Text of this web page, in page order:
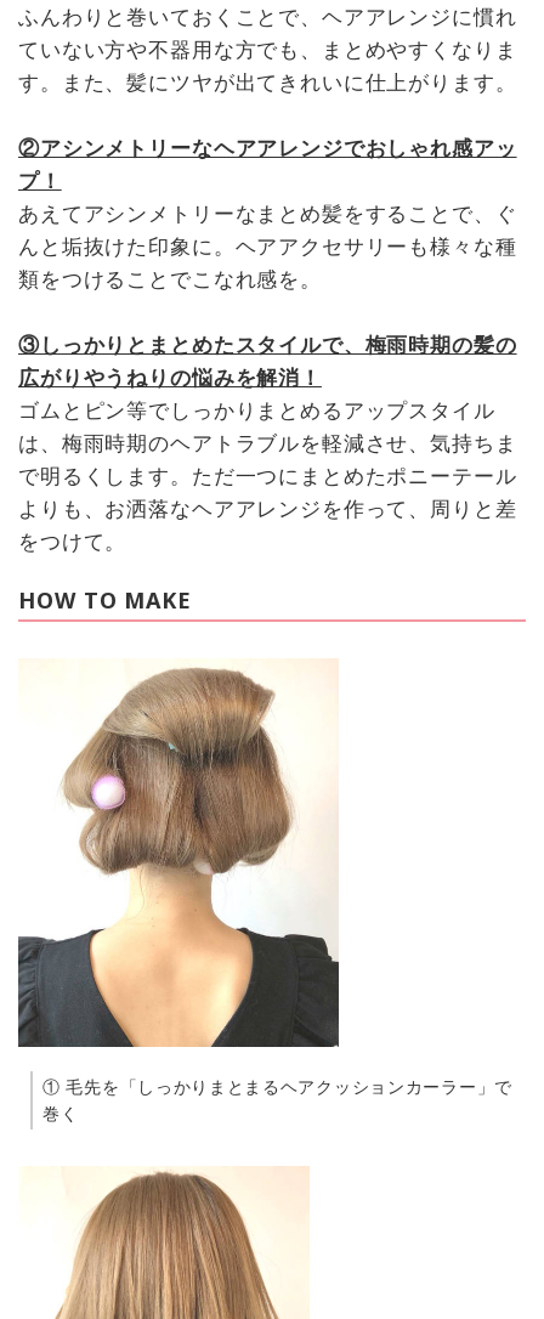
ふんわりと巻いておくことで、ヘアアレンジに慣れ
ていない方や不器用な方でも、まとめやすくなりま
す。また、髪にツヤが出てきれいに仕上がります。
②アシンメトリーなヘアアレンジでおしゃれ感アッ
プ！
あえてアシンメトリーなまとめ髪をすることで、ぐ
んと垢抜けた印象に。ヘアアクセサリーも様々な種
類をつけることでこなれ感を。
③しっかりとまとめたスタイルで、梅雨時期の髪の
広がりやうねりの悩みを解消！
ゴムとピン等でしっかりまとめるアップスタイル
は、梅雨時期のヘアトラブルを軽減させ、気持ちま
で明るくします。ただ一つにまとめたポニーテール
よりも、お洒落なヘアアレンジを作って、周りと差
をつけて。
HOW TO MAKE
① 毛先を「しっかりまとまるヘアクッションカーラー」で
巻く